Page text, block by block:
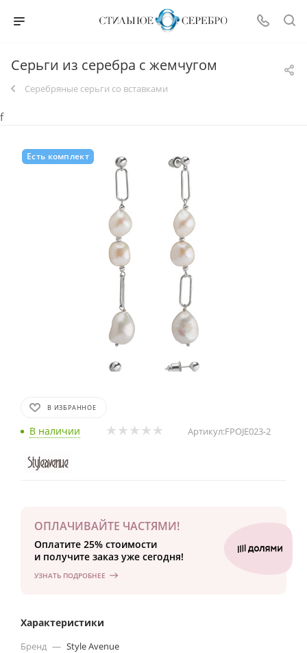
Серьги из серебра с жемчугом
Серебряные серьги со вставками
f
Есть комплект
В ИЗБРАННОЕ
В наличии Артикул:FPOJE023-2
ОПЛАЧИВАЙТЕ ЧАСТЯМИ!
Оплатите 25% стоимости
и получите заказ уже сегодня!
УЗНАТЬ ПОДРОБНЕЕ
Характеристики
Бренд — Style Avenue